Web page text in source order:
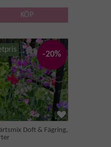
KÖP
-20%
Doft & Fägring,